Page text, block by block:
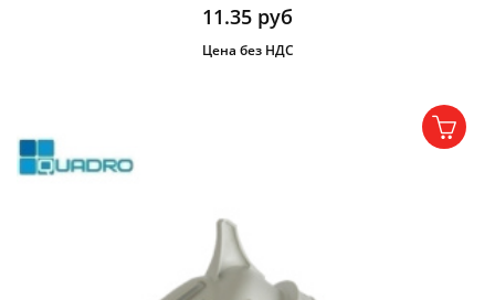
11.35 руб
Цена без НДС